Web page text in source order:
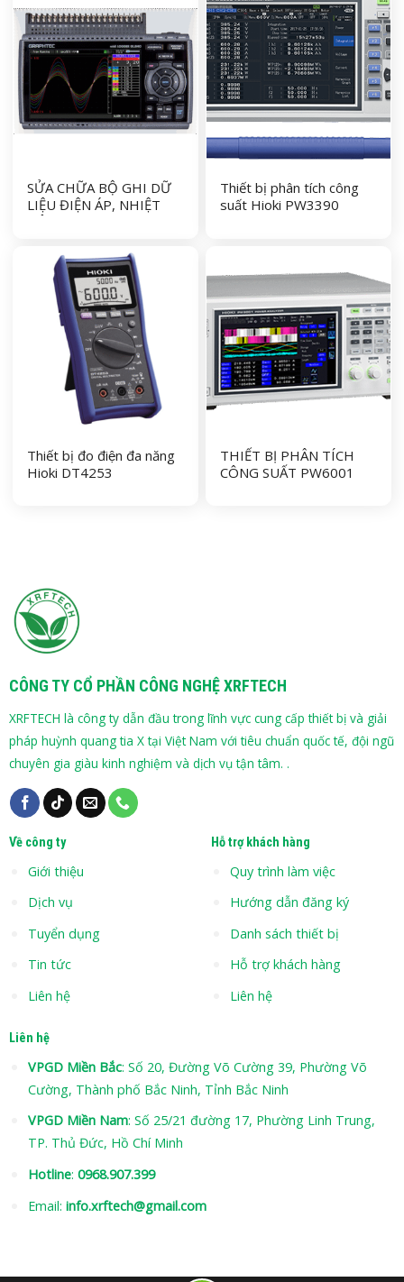
SỬA CHỮA BỘ GHI DỮ
LIỆU ĐIỆN ÁP, NHIỆT
Thiết bị phân tích công
suất Hioki PW3390
Thiết bị đo điện đa năng
Hioki DT4253
THIẾT BỊ PHÂN TÍCH
CÔNG SUẤT PW6001
CÔNG TY CỔ PHẦN CÔNG NGHỆ XRFTECH
XRFTECH là công ty dẫn đầu trong lĩnh vực cung cấp thiết bị và giải
pháp huỳnh quang tia X tại Việt Nam với tiêu chuẩn quốc tế, đội ngũ
chuyên gia giàu kinh nghiệm và dịch vụ tận tâm. .
Về công ty
Giới thiệu
Dịch vụ
Tuyển dụng
Tin tức
Liên hệ
Hỗ trợ khách hàng
Quy trình làm việc
Hướng dẫn đăng ký
Danh sách thiết bị
Hỗ trợ khách hàng
Liên hệ
Liên hệ
VPGD Miền Bắc: Số 20, Đường Võ Cường 39, Phường Võ
Cường, Thành phố Bắc Ninh, Tỉnh Bắc Ninh
VPGD Miền Nam: Số 25/21 đường 17, Phường Linh Trung,
TP. Thủ Đức, Hồ Chí Minh
Hotline: 0968.907.399
Email: info.xrftech@gmail.com